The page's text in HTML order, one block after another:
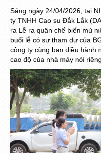
Sáng ngày 24/04/2026, tại
ty TNHH Cao su Đắk Lắk
ra Lễ ra quân chế biến mủ
buổi lễ có sự tham dự của
công ty cùng ban điều hành
cao độ của nhà máy nói